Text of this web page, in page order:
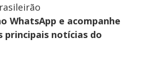
WhatsApp e acompanhe
principais notícias do